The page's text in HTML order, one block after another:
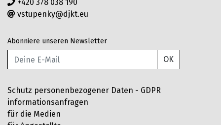
+420 378 038 190
vstupenky@djkt.eu
Abonniere unseren Newsletter
OK
Schutz personenbezogener Daten - GDPR
informationsanfragen
für die Medien